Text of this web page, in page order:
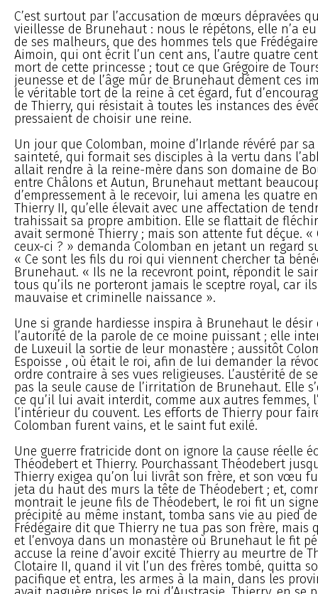
C’est surtout par l’accusation de mœurs dépravées
vieillesse de Brunehaut : nous le répétons, elle n’a
de ses malheurs, que des hommes tels que
Aimoin, qui ont écrit l’un cent ans, l’autre quatre
mort de cette princesse ; tout ce que Grégoire de
jeunesse et de l’âge mûr de Brunehaut dément ces
le véritable tort de la reine à cet égard, fut
de Thierry, qui résistait à toutes les instances des
pressaient de choisir une reine.
Un jour que Colomban, moine d’Irlande révéré par sa
sainteté, qui formait ses disciples à la vertu dans
allait rendre à la reine-mère dans son domaine de
entre Châlons et Autun, Brunehaut mettant
d’empressement à le recevoir, lui amena les quatre
Thierry II, qu’elle élevait avec une affectation de
trahissait sa propre ambition. Elle se flattait de
avait sermoné Thierry ; mais son attente fut déçue. «
ceux-ci ? » demanda Colomban en jetant un regard
« Ce sont les fils du roi qui viennent chercher ta
Brunehaut. « Ils ne la recevront point, répondit le
tous qu’ils ne porteront jamais le sceptre royal, car
mauvaise et criminelle naissance ».
Une si grande hardiesse inspira à Brunehaut le désir
l’autorité de la parole de ce moine puissant ; elle
de Luxeuil la sortie de leur monastère ; aussitôt
Espoisse , où était le roi, afin de lui demander la
ordre contraire à ses vues religieuses. L’austérité de
pas la seule cause de l’irritation de Brunehaut. Elle
ce qu’il lui avait interdit, comme aux autres femmes,
l’intérieur du couvent. Les efforts de Thierry pour
Colomban furent vains, et le saint fut exilé.
Une guerre fratricide dont on ignore la cause réelle
Théodebert et Thierry. Pourchassant Théodebert
Thierry exigea qu’on lui livrât son frère, et son vœu
jeta du haut des murs la tête de Théodebert ; et,
montrait le jeune fils de Théodebert, le roi fit un
précipité au même instant, tomba sans vie au pied
Frédégaire dit que Thierry ne tua pas son frère, mais
et l’envoya dans un monastère où Brunehaut le fit
accuse la reine d’avoir excité Thierry au meurtre de
Clotaire II, quand il vit l’un des frères tombé, quitta
pacifique et entra, les armes à la main, dans les